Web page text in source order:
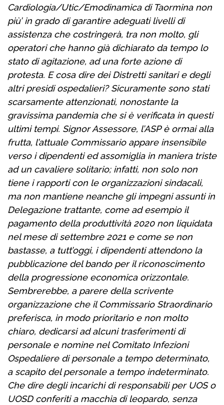
Cardiologia/Utic/Emodinamica di Taormina non
più’ in grado di garantire adeguati livelli di
assistenza che costringerà, tra non molto, gli
operatori che hanno già dichiarato da tempo lo
stato di agitazione, ad una forte azione di
protesta. E cosa dire dei Distretti sanitari e degli
altri presidi ospedalieri? Sicuramente sono stati
scarsamente attenzionati, nonostante la
gravissima pandemia che si è verificata in questi
ultimi tempi. Signor Assessore, l’ASP è ormai alla
frutta, l’attuale Commissario appare insensibile
verso i dipendenti ed assomiglia in maniera triste
ad un cavaliere solitario; infatti, non solo non
tiene i rapporti con le organizzazioni sindacali,
ma non mantiene neanche gli impegni assunti in
Delegazione trattante, come ad esempio il
pagamento della produttività 2020 non liquidata
nel mese di settembre 2021 e come se non
bastasse, a tutt’oggi, i dipendenti attendono la
pubblicazione del bando per il riconoscimento
della progressione economica orizzontale.
Sembrerebbe, a parere della scrivente
organizzazione che il Commissario Straordinario
preferisca, in modo prioritario e non molto
chiaro, dedicarsi ad alcuni trasferimenti di
personale e nomine nel Comitato Infezioni
Ospedaliere di personale a tempo determinato,
a scapito del personale a tempo indeterminato.
Che dire degli incarichi di responsabili per UOS o
UOSD conferiti a macchia di leopardo, senza